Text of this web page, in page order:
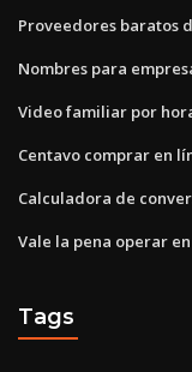
Proveedores baratos
Nombres para
Video familiar por
Centavo comprar en
Calculadora de
Vale la pena operar
Tags